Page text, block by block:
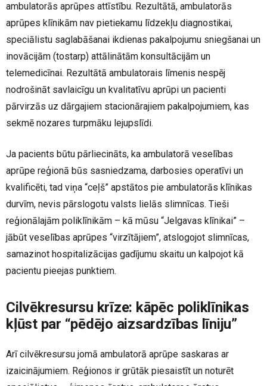
ambulatorās aprūpes attīstību. Rezultātā, ambulatorās
aprūpes klīnikām nav pietiekamu līdzekļu diagnostikai,
speciālistu saglabāšanai ikdienas pakalpojumu sniegšanai un
inovācijām (tostarp) attālinātām konsultācijām un
telemedicīnai. Rezultātā ambulatorais līmenis nespēj
nodrošināt savlaicīgu un kvalitatīvu aprūpi un pacienti
pārvirzās uz dārgajiem stacionārajiem pakalpojumiem, kas
sekmē nozares turpmāku lejupslīdi.
Ja pacients būtu pārliecināts, ka ambulatorā veselības
aprūpe reģionā būs sasniedzama, darbosies operatīvi un
kvalificēti, tad viņa “ceļš” apstātos pie ambulatorās klīnikas
durvīm, nevis pārslogotu valsts lielās slimnīcas. Tieši
reģionālajām poliklīnikām – kā mūsu “Jelgavas klīnikai” –
jābūt veselības aprūpes “virzītājiem”, atslogojot slimnīcas,
samazinot hospitalizācijas gadījumu skaitu un kalpojot kā
pacientu pieejas punktiem.
Cilvēkresursu krīze: kāpēc poliklīnikas
kļūst par “pēdējo aizsardzības līniju”
Arī cilvēkresursu jomā ambulatorā aprūpe saskaras ar
izaicinājumiem. Reģionos ir grūtāk piesaistīt un noturēt